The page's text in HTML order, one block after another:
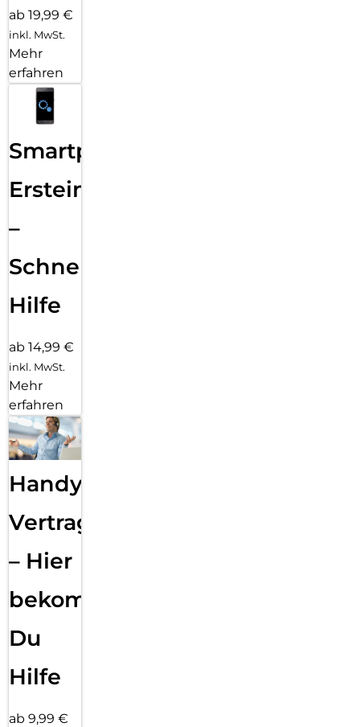
ab 19,99 €
inkl. MwSt.
Mehr
erfahren
Smartphone
Ersteinrichtung
–
Schnelle
Hilfe
ab 14,99 €
inkl. MwSt.
Mehr
erfahren
Handy
Vertragsabwicklung
– Hier
bekommst
Du
Hilfe
ab 9,99 €